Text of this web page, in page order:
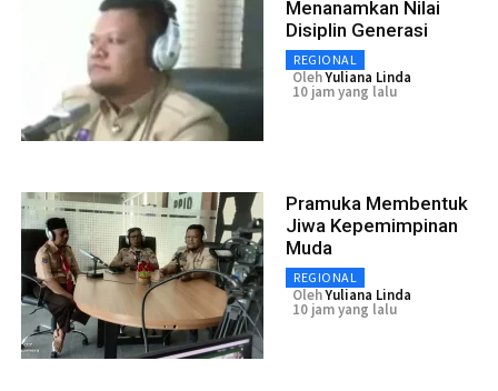
Menanamkan Nilai
Disiplin Generasi
REGIONAL
OlehYuliana Linda
10 jam yang lalu
Pramuka Membentuk
Jiwa Kepemimpinan
Muda
REGIONAL
OlehYuliana Linda
10 jam yang lalu